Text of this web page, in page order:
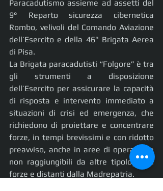
Paracadutismo assieme ad assetti del
9° Reparto sicurezza cibernetica
Rombo, velivoli del Comando Aviazione
dell’Esercito e della 46° Brigata Aerea
di Pisa.
La Brigata paracadutisti “Folgore” è tra
gli strumenti a disposizione
dell’Esercito per assicurare la capacità
di risposta e intervento immediato a
situazioni di crisi ed emergenza, che
richiedono di proiettare e concentrare
forze, in tempi brevissimi e con ridotto
preavviso, anche in aree di operazione
non raggiungibili da altre tipologie di
forze e distanti dalla Madrepatria.